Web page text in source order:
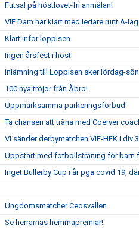
Futsal på höstlovet-fri anmälan!
VIF Dam har klart med ledare runt A-
Klart inför loppisen
Ingen årsfest i höst
Inlämning till Loppisen sker lördag-
100 nya tröjor från Åbro!
Uppmärksamma parkeringsförbud
Ta chansen att träna med Coerver
Vi sänder derbymatchen VIF-HFK i div
Uppstart med fotbollsträning för barn
Inget Bullerby Cup i år pga covid 19,
Ungdomsmatcher Ceosvallen
Se herrarnas hemmapremiär!